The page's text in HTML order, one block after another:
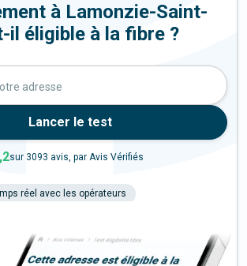
à Lamonzie-Saint-
il éligible à la fibre ?
adresse
Lancer le test
sur 3093 avis, par Avis Vérifiés
réel avec les opérateurs